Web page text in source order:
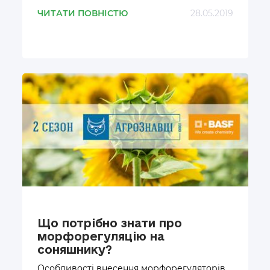
ЧИТАТИ ПОВНІСТЮ 28.05.2019
Що потрібно знати про
морфорегуляцію на
соняшнику?